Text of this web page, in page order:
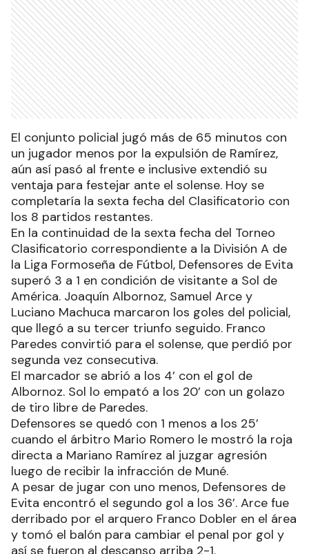
El conjunto policial jugó más de 65 minutos con
un jugador menos por la expulsión de Ramírez,
aún así pasó al frente e inclusive extendió su
ventaja para festejar ante el solense. Hoy se
completaría la sexta fecha del Clasificatorio con
los 8 partidos restantes.
En la continuidad de la sexta fecha del Torneo
Clasificatorio correspondiente a la División A de
la Liga Formoseña de Fútbol, Defensores de Evita
superó 3 a 1 en condición de visitante a Sol de
América. Joaquín Albornoz, Samuel Arce y
Luciano Machuca marcaron los goles del policial,
que llegó a su tercer triunfo seguido. Franco
Paredes convirtió para el solense, que perdió por
segunda vez consecutiva.
El marcador se abrió a los 4’ con el gol de
Albornoz. Sol lo empató a los 20’ con un golazo
de tiro libre de Paredes.
Defensores se quedó con 1 menos a los 25’
cuando el árbitro Mario Romero le mostró la roja
directa a Mariano Ramírez al juzgar agresión
luego de recibir la infracción de Muné.
A pesar de jugar con uno menos, Defensores de
Evita encontró el segundo gol a los 36’. Arce fue
derribado por el arquero Franco Dobler en el área
y tomó el balón para cambiar el penal por gol y
así se fueron al descanso arriba 2-1.